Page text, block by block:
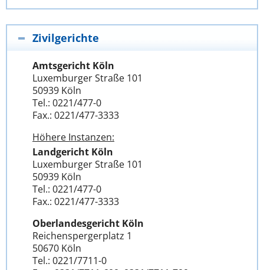
Zivilgerichte
Amtsgericht Köln
Luxemburger Straße 101
50939 Köln
Tel.: 0221/477-0
Fax.: 0221/477-3333
Höhere Instanzen:
Landgericht Köln
Luxemburger Straße 101
50939 Köln
Tel.: 0221/477-0
Fax.: 0221/477-3333
Oberlandesgericht Köln
Reichenspergerplatz 1
50670 Köln
Tel.: 0221/7711-0